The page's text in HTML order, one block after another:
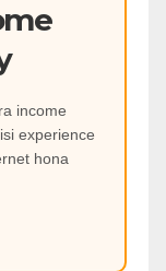
income
experience
hona